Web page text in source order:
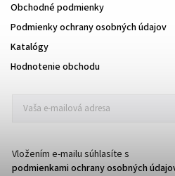
Obchodné podmienky
Podmienky ochrany osobných údajov
Katalógy
Hodnotenie obchodu
Vložením e-mailu súhlasíte s
podmienkami ochrany osobných